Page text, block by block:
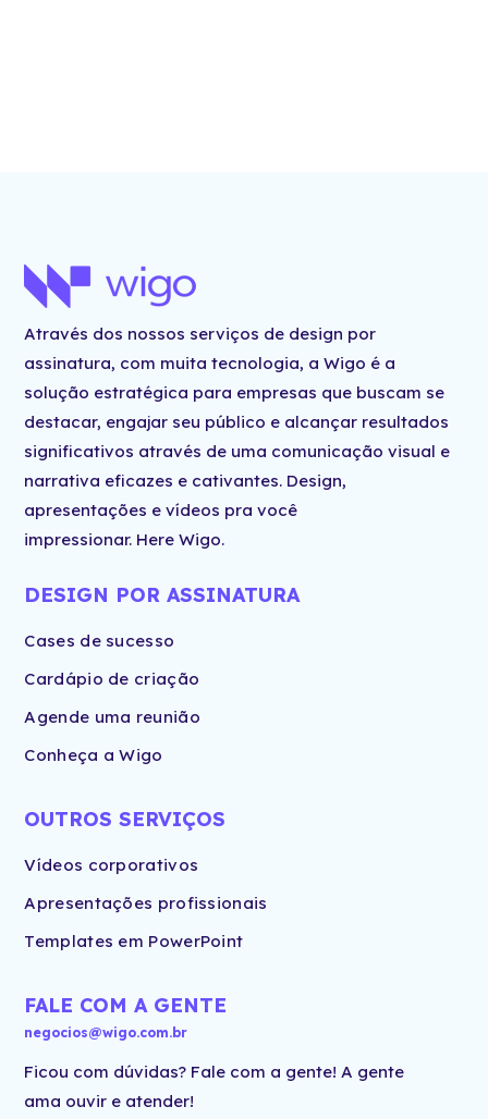
Através dos nossos serviços de design por
assinatura, com muita tecnologia, aWigo é a
solução estratégica para empresas que buscam se
destacar, engajar seu público e alcançar resultados
significativos através de uma comunicação visual e
narrativa eficazes e cativantes. Design,
apresentações e vídeos pra você
impressionar. Here Wigo.
DESIGN POR ASSINATURA
Cases de sucesso
Cardápio de criação
Agende uma reunião
Conheça a Wigo
OUTROS SERVIÇOS
Vídeos corporativos
Apresentações profissionais
Templates em PowerPoint
FALE COM A GENTE
negocios@wigo.com.br
Ficou com dúvidas? Fale com a gente! A gente
ama ouvir e atender!